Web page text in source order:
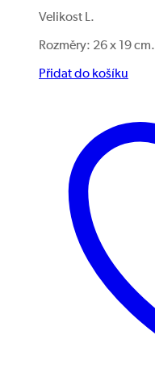
Velikost L.
Rozměry: 26 x 19 cm.
Přidat do košíku